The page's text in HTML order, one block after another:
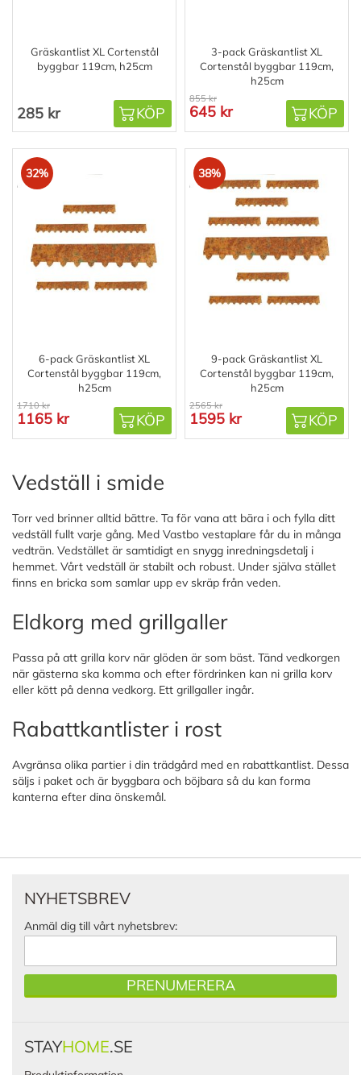
Gräskantlist XL Cortenstål
byggbar 119cm, h25cm
285 kr KÖP
3-pack Gräskantlist XL
Cortenstål byggbar 119cm,
h25cm
855 kr
645 kr KÖP
32%
6-pack Gräskantlist XL
Cortenstål byggbar 119cm,
h25cm
1710 kr
1165 kr KÖP
38%
9-pack Gräskantlist XL
Cortenstål byggbar 119cm,
h25cm
2565 kr
1595 kr KÖP
Vedställ i smide
Torr ved brinner alltid bättre. Ta för vana att bära i och fylla ditt
vedställ fullt varje gång. Med Vastbo vestaplare får du in många
vedträn. Vedstället är samtidigt en snygg inredningsdetalj i
hemmet. Vårt vedställ är stabilt och robust. Under själva stället
finns en bricka som samlar upp ev skräp från veden.
Eldkorg med grillgaller
Passa på att grilla korv när glöden är som bäst. Tänd vedkorgen
när gästerna ska komma och efter fördrinken kan ni grilla korv
eller kött på denna vedkorg. Ett grillgaller ingår.
Rabattkantlister i rost
Avgränsa olika partier i din trädgård med en rabattkantlist. Dessa
säljs i paket och är byggbara och böjbara så du kan forma
kanterna efter dina önskemål.
NYHETSBREV
Anmäl dig till vårt nyhetsbrev:
PRENUMERERA
STAYHOME.SE